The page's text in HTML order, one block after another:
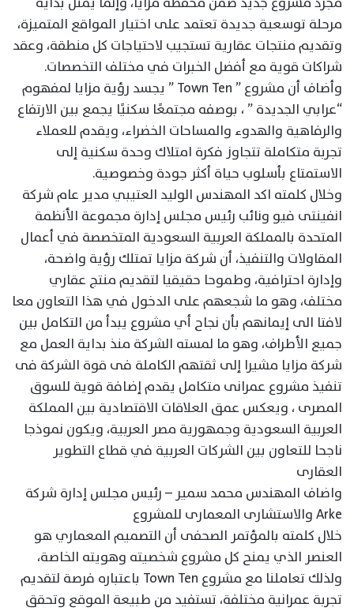
مرحلة توسعية جديدة تعتمد على اختيار المواقع المتميزة،
وتقديم منتجات عقارية تستجيب لاحتياجات كل منطقة، وعقد
شراكات قوية مع أفضل الخبرات في مختلف التخصصات.
وأضاف أن مشروع ” Town Ten ” يجسد رؤية مزايا لمفهوم
“عرابي الجديدة ” ، بوصفه مجتمعًا سكنيًا يجمع بين الارتفاع
والرفاهية والهدوء والمساحات الخضراء، ويقدم للعملاء
تجربة متكاملة تتجاوز فكرة امتلاك وحدة سكنية إلى
الاستمتاع بأسلوب حياة أكثر جودة وخصوصية.
وخلال كلمته اكد المهندس الوليد العتيبي مدير عام شركة
انفينتى فيو ونائب رئيس مجلس إدارة مجموعة الأنظمة
المتحدة بالمملكة العربية السعودية المتخصصة في أعمال
المقاولات والتنفيذ، أن شركة مزايا تمتلك رؤية واضحة،
وإدارة احترافية، وطموحا حقيقيا لتقديم منتج عقاري
مختلف، وهو ما شجعهم على الدخول في هذا التعاون معا
لافتا الى إيمانهم بأن نجاح أي مشروع يبدأ من التكامل بين
جميع الأطراف، وهو ما لمسته الشركة منذ بداية العمل مع
شركة مزايا مشيرا إلى ثقتهم الكاملة فى قوة الشركة فى
تنفيذ مشروع عمرانى متكامل يقدم إضافة قوية للسوق
المصرى ، ويعكس عمق العلاقات الاقتصادية بين المملكة
العربية السعودية وجمهورية مصر العربية، ويكون نموذجا
ناجحا للتعاون بين الشركات العربية في قطاع التطوير
العقارى
واضاف المهندس محمد سمير – رئيس مجلس إدارة شركة
Arke والاستشارى المعمارى للمشروع
خلال كلمته بالمؤتمر الصحفى أن التصميم المعماري هو
العنصر الذي يمنح كل مشروع شخصيته وهويته الخاصة،
ولذلك تعاملنا مع مشروع Town Ten باعتباره فرصة لتقديم
تجربة عمرانية مختلفة، تستفيد من طبيعة الموقع وتحقق